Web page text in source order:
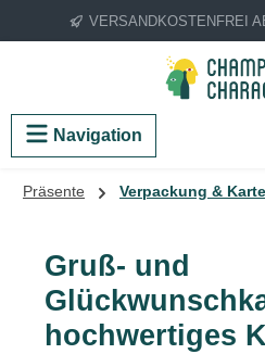
Zum Hauptinhalt springen
VERSANDKOSTENFREI
Navigation
Präsente Verpackung &
Gruß- und
hochwertiges